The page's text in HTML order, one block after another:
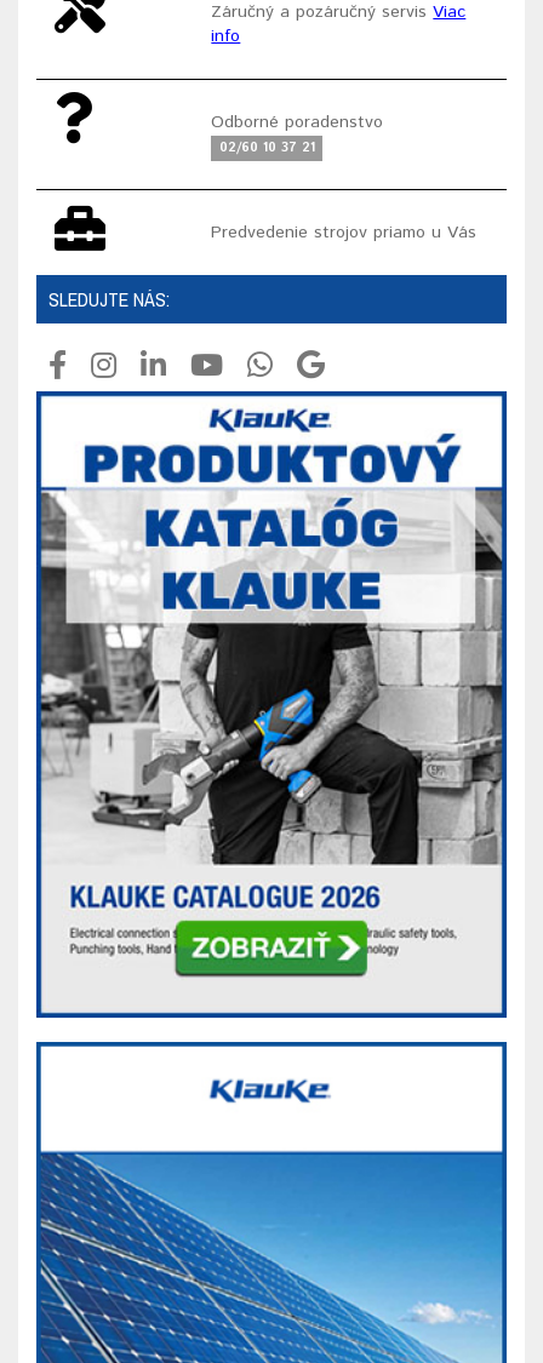
Záručný a pozáručný servisViac
info
Odborné poradenstvo
02/60 10 37 21
Predvedenie strojov priamo u Vás
SLEDUJTE NÁS: